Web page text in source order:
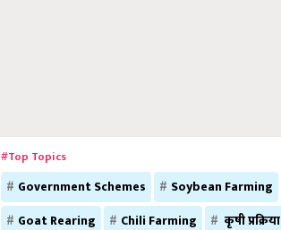
#Top Topics
Government Schemes
Soybean Farming
Goat Rearing
Chili Farming
कृषी प्रक्रिया